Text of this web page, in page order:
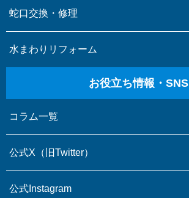
蛇口交換・修理
水まわりリフォーム
お役立ち情報・SNS
コラム一覧
公式X（旧Twitter）
公式Instagram